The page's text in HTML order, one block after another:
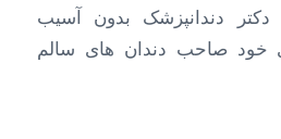
دکتر دندانپزشک بدون آسیب
خود صاحب دندان های سالم